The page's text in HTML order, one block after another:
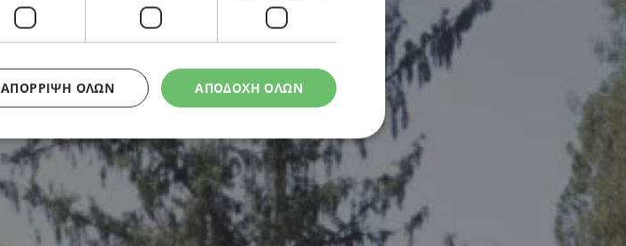
ΑΠΟΔΟΧΗ ΟΛΩΝ
ΑΠΌΡΡΙΨΗ ΌΛΩΝ